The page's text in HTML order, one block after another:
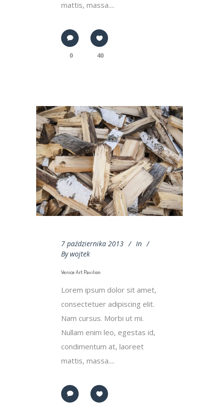
mattis, massa....
0 40
7 października 2013
In
By wojtek
Venice Art Pavilion
Lorem ipsum dolor sit amet,
consectetuer adipiscing elit.
Nam cursus. Morbi ut mi.
Nullam enim leo, egestas id,
condimentum at, laoreet
mattis, massa....